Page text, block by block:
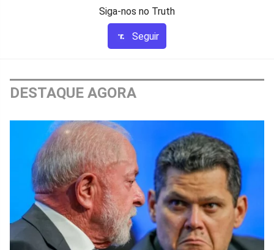
Siga-nos no Truth
Seguir
DESTAQUE AGORA